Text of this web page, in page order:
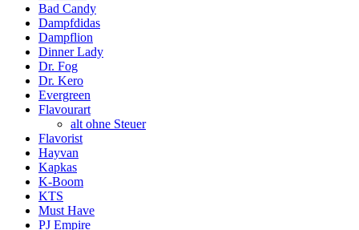
Bad Candy
Dampfdidas
Dampflion
Dinner Lady
Dr. Fog
Dr. Kero
Evergreen
Flavourart
alt ohne Steuer
Flavorist
Hayvan
Kapkas
K-Boom
KTS
Must Have
PJ Empire